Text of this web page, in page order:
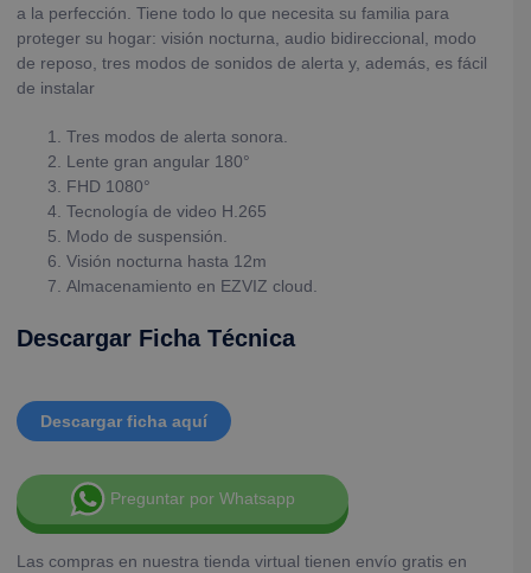
a la perfección. Tiene todo lo que necesita su familia para
proteger su hogar: visión nocturna, audio bidireccional, modo
de reposo, tres modos de sonidos de alerta y, además, es fácil
de instalar
Tres modos de alerta sonora.
Lente gran angular 180°
FHD 1080°
Tecnología de video H.265
Modo de suspensión.
Visión nocturna hasta 12m
Almacenamiento en EZVIZ cloud.
Descargar Ficha Técnica
Descargar ficha aquí
Preguntar por Whatsapp
Las compras en nuestra tienda virtual tienen envío gratis en